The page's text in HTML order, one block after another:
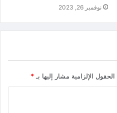
نوفمبر 26, 2023
الحقول الإلزامية مشار إليها بـ *